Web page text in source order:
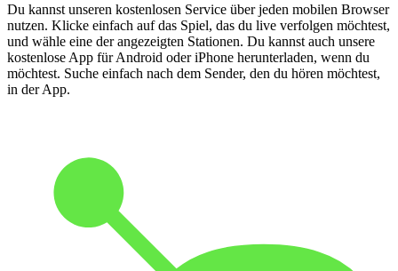
Du kannst unseren kostenlosen Service über jeden mobilen Browser
nutzen. Klicke einfach auf das Spiel, das du live verfolgen möchtest,
und wähle eine der angezeigten Stationen. Du kannst auch unsere
kostenlose App für Android oder iPhone herunterladen, wenn du
möchtest. Suche einfach nach dem Sender, den du hören möchtest,
in der App.